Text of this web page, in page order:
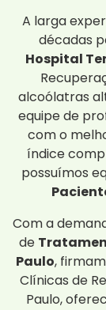
A larga
décadas
Hospital
alcoólatras
equipe de
com o
índice
possuímos
Com a
de
Paulo,
Clínicas de
Paulo,